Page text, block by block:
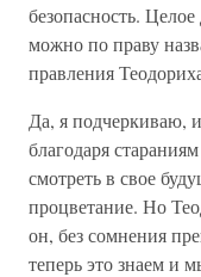
безопасность.
можно по праву
правления
Да, я подчеркиваю,
благодаря
смотреть в свое
процветание. Но
он, без сомнения
теперь это знаем и